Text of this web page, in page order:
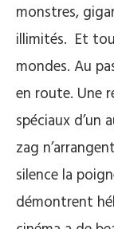
monstres,
illimités. Et
mondes. Au
en route. Une
spéciaux
zag
silence la
démontrent